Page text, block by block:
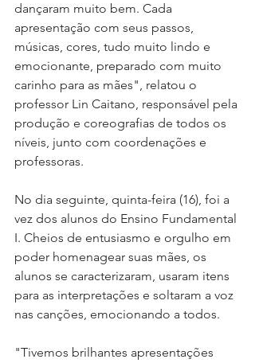
dançaram muito bem. Cada
apresentação com seus passos,
músicas, cores, tudo muito lindo e
emocionante, preparado com muito
carinho para as mães", relatou o
professor Lin Caitano, responsável pela
produção e coreografias de todos os
níveis, junto com coordenações e
professoras.
No dia seguinte, quinta-feira (16), foi a
vez dos alunos do Ensino Fundamental
I. Cheios de entusiasmo e orgulho em
poder homenagear suas mães, os
alunos se caracterizaram, usaram itens
para as interpretações e soltaram a voz
nas canções, emocionando a todos.
"Tivemos brilhantes apresentações